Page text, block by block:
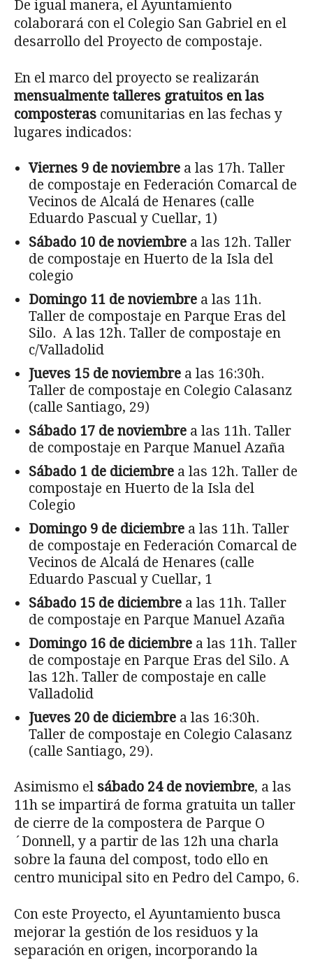
De igual manera, el Ayuntamiento
colaborará con el Colegio San Gabriel en el
desarrollo del Proyecto de compostaje.
En el marco del proyecto se realizarán
mensualmente talleres gratuitos en las
composteras comunitarias en las fechas y
lugares indicados:
Viernes 9 de noviembre a las 17h. Taller
de compostaje en Federación Comarcal de
Vecinos de Alcalá de Henares (calle
Eduardo Pascual y Cuellar, 1)
Sábado 10 de noviembre a las 12h. Taller
de compostaje en Huerto de la Isla del
colegio
Domingo 11 de noviembre a las 11h.
Taller de compostaje en Parque Eras del
Silo. A las 12h. Taller de compostaje en
c/Valladolid
Jueves 15 de noviembre a las 16:30h.
Taller de compostaje en Colegio Calasanz
(calle Santiago, 29)
Sábado 17 de noviembre a las 11h. Taller
de compostaje en Parque Manuel Azaña
Sábado 1 de diciembre a las 12h. Taller de
compostaje en Huerto de la Isla del
Colegio
Domingo 9 de diciembre a las 11h. Taller
de compostaje en Federación Comarcal de
Vecinos de Alcalá de Henares (calle
Eduardo Pascual y Cuellar, 1
Sábado 15 de diciembre a las 11h. Taller
de compostaje en Parque Manuel Azaña
Domingo 16 de diciembre a las 11h. Taller
de compostaje en Parque Eras del Silo. A
las 12h. Taller de compostaje en calle
Valladolid
Jueves 20 de diciembre a las 16:30h.
Taller de compostaje en Colegio Calasanz
(calle Santiago, 29).
Asimismo el sábado 24 de noviembre, a las
11h se impartirá de forma gratuita un taller
de cierre de la compostera de Parque O
´Donnell, y a partir de las 12h una charla
sobre la fauna del compost, todo ello en
centro municipal sito en Pedro del Campo, 6.
Con este Proyecto, el Ayuntamiento busca
mejorar la gestión de los residuos y la
separación en origen, incorporando la